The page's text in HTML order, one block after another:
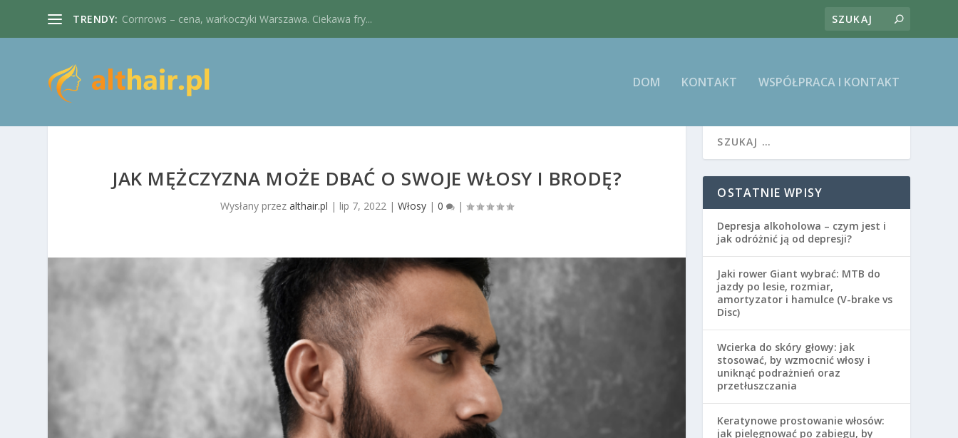
TRENDY: Cornrows – cena, warkoczyki Warszawa. Ciekawa fry...
DOM KONTAKT WSPÓŁPRACA I KONTAKT
JAK MĘŻCZYZNA MOŻE DBAĆ O SWOJE WŁOSY I BRODĘ?
Wysłany przezalthair.pl | lip 7, 2022 |Włosy |0 |
OSTATNIE WPISY
Depresja alkoholowa – czym jest i
jak odróżnić ją od depresji?
Jaki rower Giant wybrać: MTB do
jazdy po lesie, rozmiar,
amortyzator i hamulce (V-brake vs
Disc)
Wcierka do skóry głowy: jak
stosować, by wzmocnić włosy i
uniknąć podrażnień oraz
przetłuszczania
Keratynowe prostowanie włosów:
jak pielęgnować po zabiegu, by